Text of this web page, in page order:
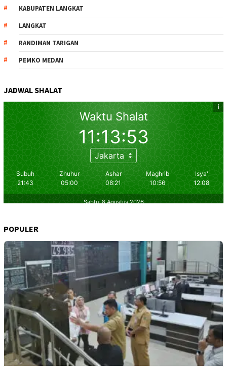
KABUPATEN LANGKAT
LANGKAT
RANDIMAN TARIGAN
PEMKO MEDAN
JADWAL SHALAT
POPULER